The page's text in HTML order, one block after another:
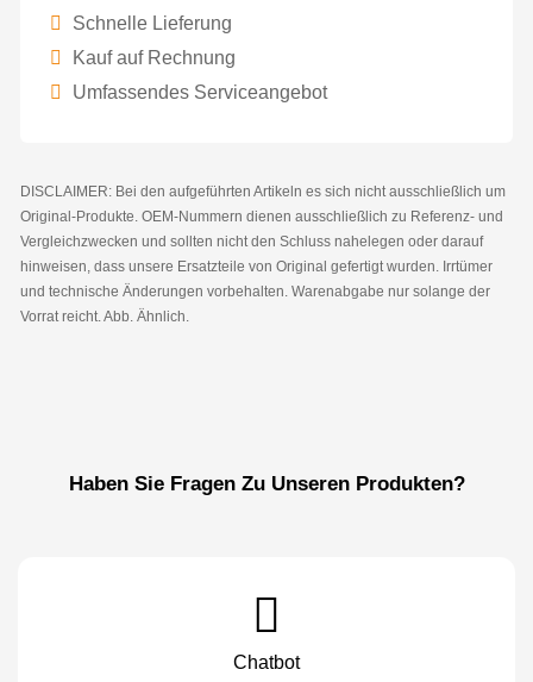
Schnelle Lieferung
Kauf auf Rechnung
Umfassendes Serviceangebot
DISCLAIMER: Bei den aufgeführten Artikeln es sich nicht ausschließlich um
Original-Produkte. OEM-Nummern dienen ausschließlich zu Referenz- und
Vergleichzwecken und sollten nicht den Schluss nahelegen oder darauf
hinweisen, dass unsere Ersatzteile von Original gefertigt wurden. Irrtümer
und technische Änderungen vorbehalten. Warenabgabe nur solange der
Vorrat reicht. Abb. Ähnlich.
Haben Sie Fragen Zu Unseren Produkten?
Chatbot